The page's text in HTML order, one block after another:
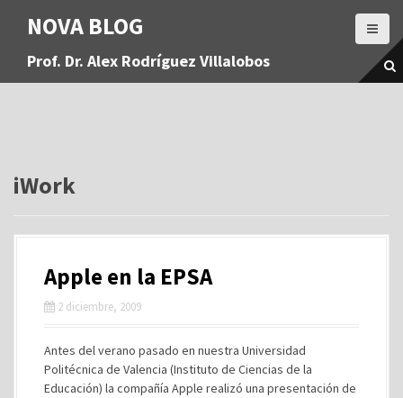
a
NOVA BLOG
Prof. Dr. Alex Rodríguez Villalobos
iWork
Apple en la EPSA
2 diciembre, 2009
Antes del verano pasado en nuestra Universidad
Politécnica de Valencia (Instituto de Ciencias de la
Educación) la compañía Apple realizó una presentación de